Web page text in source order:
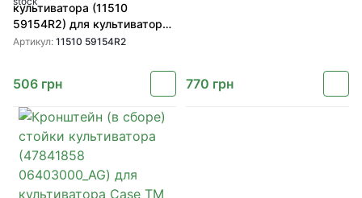
культиватора (11510
59154R2) для культиваторов
Wil-Rich, Great Plains, Case
Артикул: 11510 59154R2
506 грн 770 грн